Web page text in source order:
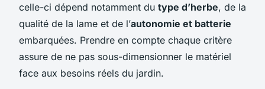
celle-ci dépend notamment du type d’herbe, de la
qualité de la lame et de l’autonomie et batterie
embarquées. Prendre en compte chaque critère
assure de ne pas sous-dimensionner le matériel
face aux besoins réels du jardin.